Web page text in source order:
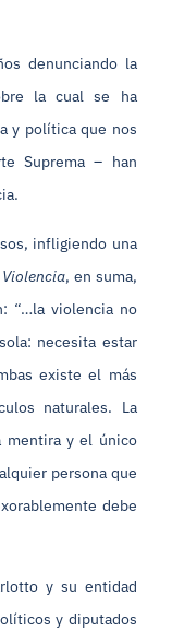
denunciando la
la cual se ha
y política que nos
Suprema – han
infligiendo una
Violencia, en suma,
“…la violencia no
necesita estar
existe el más
naturales. La
mentira y el único
persona que
debe
y su entidad
y diputados